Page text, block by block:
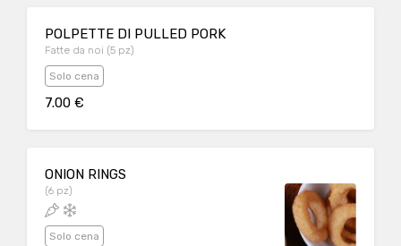
POLPETTE DI PULLED PORK
Fatte da noi (5 pz)
Solo cena
7.00 €
ONION RINGS
(6 pz)
Solo cena